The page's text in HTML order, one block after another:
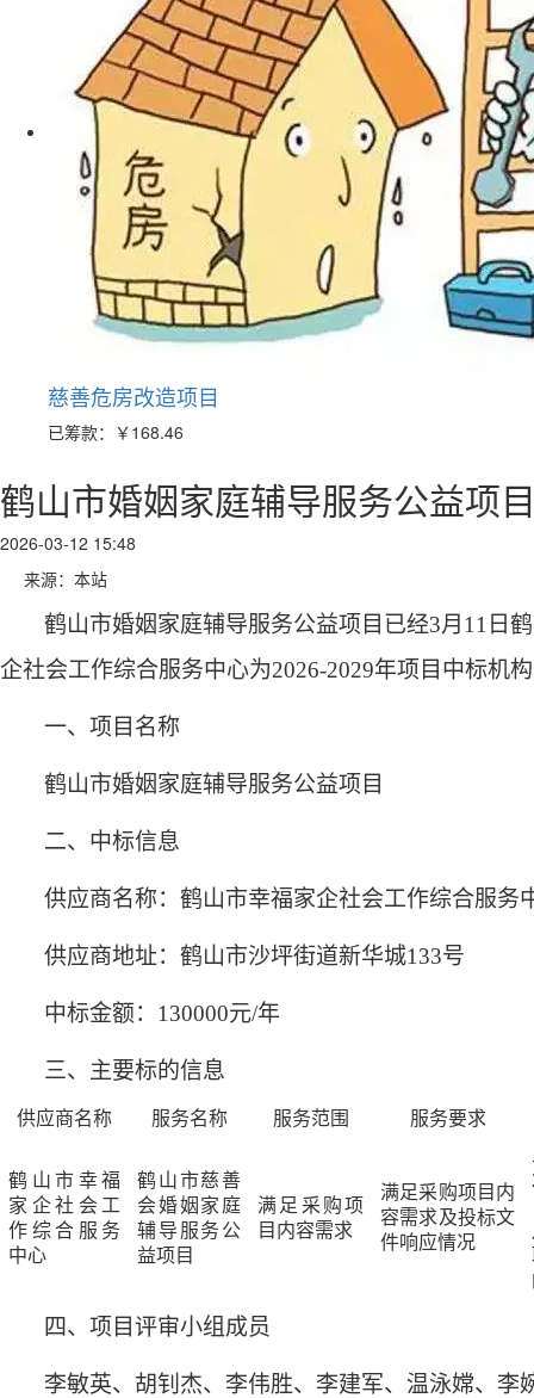
慈善危房改造项目
已筹款： ￥168.46
鹤山市婚姻家庭辅导服务公益项
2026-03-12 15:48
来源：本站
鹤山市婚姻家庭辅导服务公益项目已经3月11日
企社会工作综合服务中心为2026-2029年项目中标机
一、项目名称
鹤山市婚姻家庭辅导服务公益项目
二、中标信息
供应商名称：鹤山市幸福家企社会工作综合服务
供应商地址：鹤山市沙坪街道新华城133号
中标金额： 130000元/年
三、主要标的信息
供应商名称 服务名称 服务范围 服务要求
鹤山市幸福
家企社会工
作综合服务
中心
鹤山市慈善
会婚姻家庭
辅导服务公
益项目
满足采购项
目内容需求
满足采购项目内
容需求及投标文
件响应情况
四、项目评审小组成员
李敏英、胡钊杰、李伟胜、李建军、温泳嫦、李